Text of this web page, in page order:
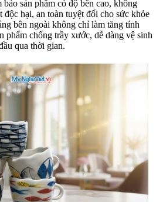
sản phẩm có độ bền cao, không
độc hại, an toàn tuyệt đối cho sức khỏe
bên ngoài không chỉ làm tăng tính
phẩm chống trầy xước, dễ dàng vệ sinh
qua thời gian.